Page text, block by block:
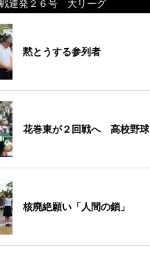
連発２６号 大リーグ
黙とうする参列者
花巻東が２回戦へ 高校野球
核廃絶願い「人間の鎖」